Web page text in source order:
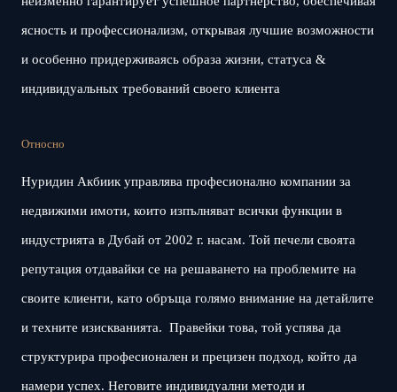
ясность и профессионализм, открывая лучшие возможности
и особенно придерживаясь образа жизни, статуса &
индивидуальных требований своего клиента
Относно
Нуридин Акбиик управлява професионално компании за
недвижими имоти, които изпълняват всички функции в
индустрията в Дубай от 2002 г. насам. Той печели своята
репутация отдавайки се на решаването на проблемите на
своите клиенти, като обръща голямо внимание на детайлите
и техните изискванията. Правейки това, той успява да
структурира професионален и прецизен подход, който да
намери успех. Неговите индивидуални методи и